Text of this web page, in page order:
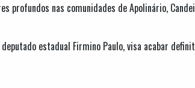
nas comunidades de Apolinário,
estadual Firmino Paulo, visa acabar